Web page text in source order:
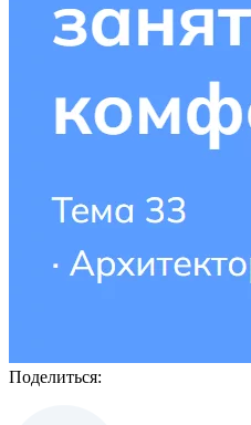
Поделиться: